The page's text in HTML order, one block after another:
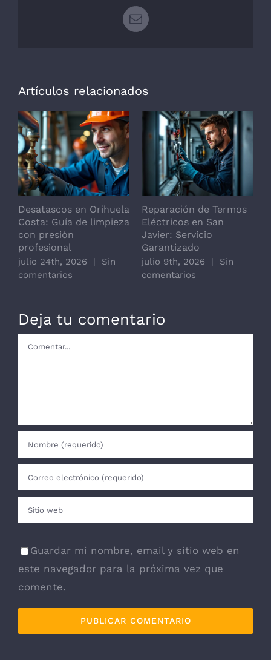
Correo
Artículos relacionados
Desatascos en Orihuela
Costa: Guía de limpieza
con presión
profesional
julio 24th, 2026 |
Sin
comentarios
Reparación de Termos
Eléctricos en San
Javier: Servicio
Garantizado
julio 9th, 2026 |
Sin
comentarios
Deja tu comentario
Comentar
Guardar mi nombre, email y sitio web en
este navegador para la próxima vez que
comente.